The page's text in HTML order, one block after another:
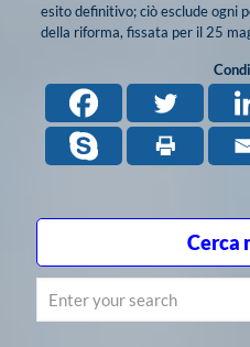
esito definitivo; ciò esclude ogni
della riforma, fissata per il 25
Cerca